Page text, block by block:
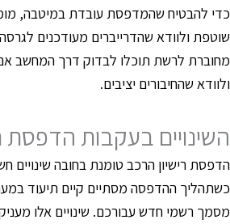
להבטיח שהמדפסת עובדת במיטבה,
ולוודא שהדרייברים מעודכנים
לרשת תוכלו לבדוק דרך המחשב
שהחיבורים יציבים.
בעקבות הדפסת
רישיון הרכב טומנת בחובה שינויים
ההדפסה מסתיים קיים תיעוד
רשמי חדש עבורכם. שינויים אלו